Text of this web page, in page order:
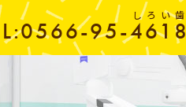
しろい歯
95-4618